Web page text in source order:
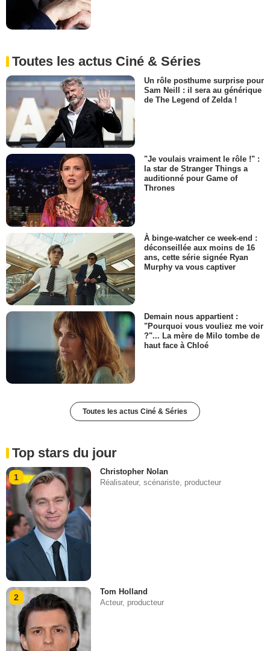
Toutes les actus Ciné & Séries
Un rôle posthume surprise pour
Sam Neill : il sera au générique
de The Legend of Zelda !
"Je voulais vraiment le rôle !" :
la star de Stranger Things a
auditionné pour Game of
Thrones
À binge-watcher ce week-end :
déconseillée aux moins de 16
ans, cette série signée Ryan
Murphy va vous captiver
Demain nous appartient :
"Pourquoi vous vouliez me voir
?"... La mère de Milo tombe de
haut face à Chloé
Toutes les actus Ciné & Séries
Top stars du jour
1
Christopher Nolan
Réalisateur, scénariste, producteur
2
Tom Holland
Acteur, producteur